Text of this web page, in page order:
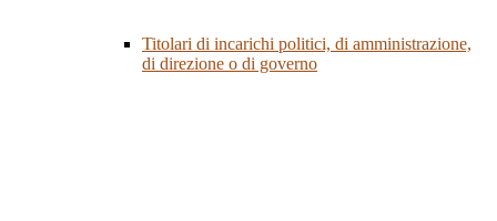
Titolari di incarichi politici, di amministrazione,
di direzione o di governo